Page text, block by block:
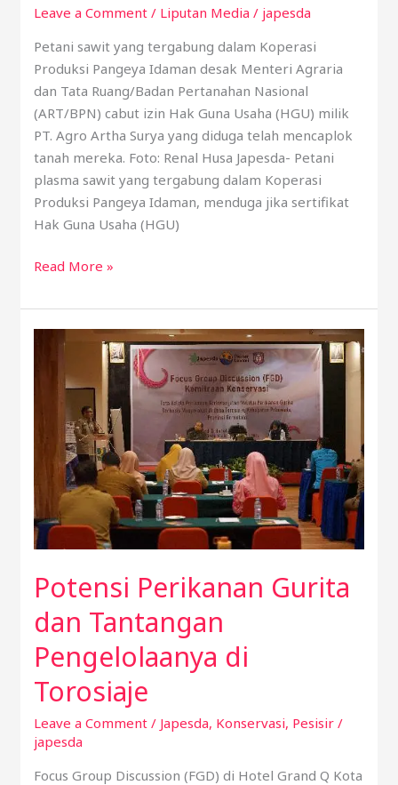
Leave a Comment / Liputan Media / japesda
Petani sawit yang tergabung dalam Koperasi
Produksi Pangeya Idaman desak Menteri Agraria
dan Tata Ruang/Badan Pertanahan Nasional
(ART/BPN) cabut izin Hak Guna Usaha (HGU) milik
PT. Agro Artha Surya yang diduga telah mencaplok
tanah mereka. Foto: Renal Husa Japesda- Petani
plasma sawit yang tergabung dalam Koperasi
Produksi Pangeya Idaman, menduga jika sertifikat
Hak Guna Usaha (HGU)
Read More »
Potensi Perikanan Gurita
dan Tantangan
Pengelolaanya di
Torosiaje
Leave a Comment / Japesda, Konservasi, Pesisir /
japesda
Focus Group Discussion (FGD) di Hotel Grand Q Kota
Potensi
Gurita
Tantangan
Pengelolaanya
Torosiaje